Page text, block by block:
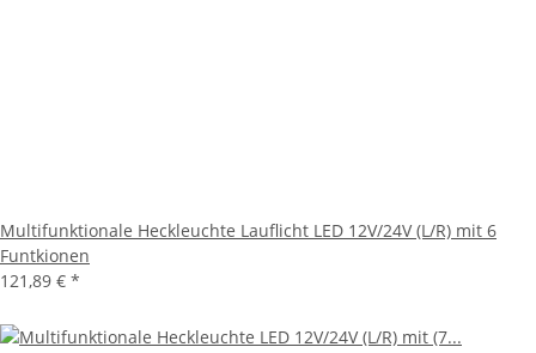
Multifunktionale Heckleuchte Lauflicht LED 12V/24V (L/R) mit 6
Funtkionen
121,89 € *